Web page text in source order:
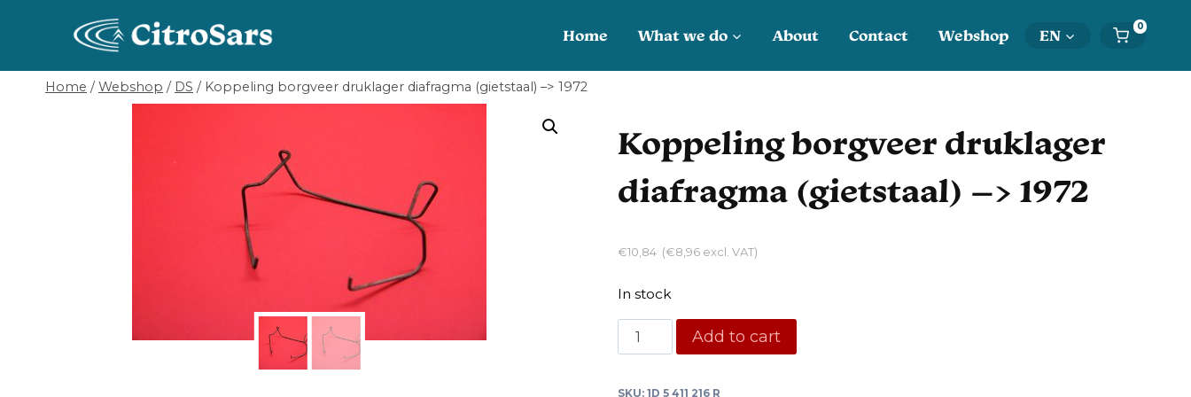
Home What we do About Contact Webshop EN 0
Home / Webshop / DS / Koppeling borgveer druklager diafragma (gietstaal) –> 1972
Koppeling borgveer druklager
diafragma (gietstaal) –> 1972
€10,84 (€8,96excl. VAT)
In stock
Koppeling
borgveer
Add to cart
SKU: 1D 5 411 216 R